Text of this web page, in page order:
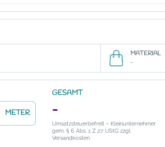
MATERIAL
-
METER
GESAMT
-
Umsatzsteuerbefreit – Kleinunternehmer
gem. § 6 Abs. 1 Z 27 UStG zzgl.
Versandkosten